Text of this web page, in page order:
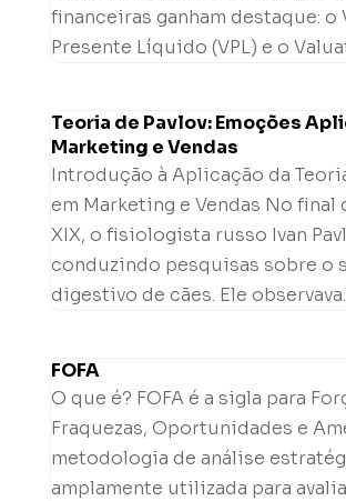
financeiras ganham destaque: o
Presente Líquido (VPL) e o
Teoria de Pavlov: Emoções
Marketing e Vendas
Introdução à Aplicação da
em Marketing e Vendas No final
XIX, o fisiologista russo Ivan
conduzindo pesquisas sobre o
digestivo de cães. Ele
FOFA
O que é? FOFA é a sigla para
Fraquezas, Oportunidades e
metodologia de análise
amplamente utilizada para